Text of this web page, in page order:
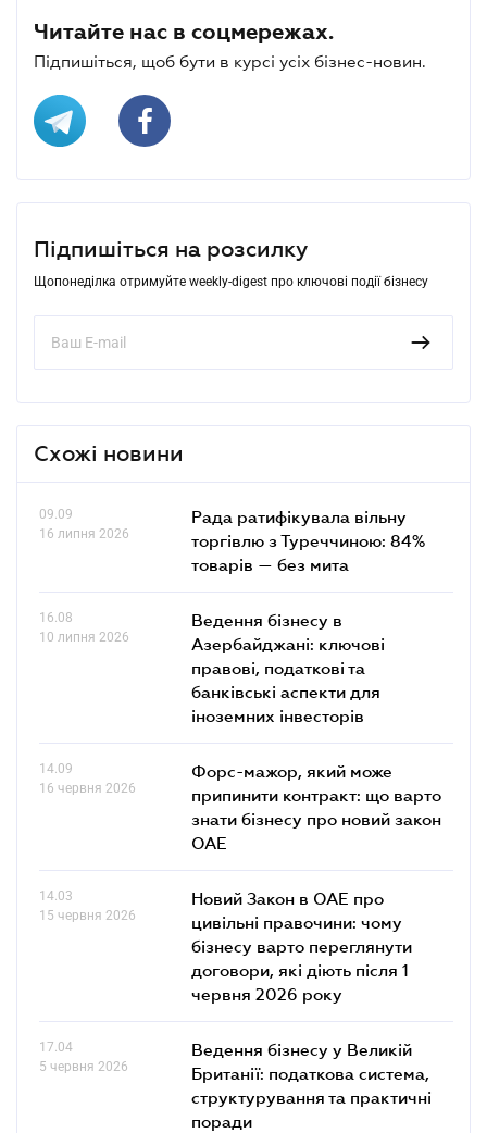
Читайте нас в соцмережах.
Підпишіться, щоб бути в курсі усіх бізнес-новин.
Підпишіться на розсилку
Щопонеділка отримуйте weekly-digest про ключові події бізнесу
Схожі новини
09.09
16 липня 2026
Рада ратифікувала вільну
торгівлю з Туреччиною: 84%
товарів — без мита
16.08
10 липня 2026
Ведення бізнесу в
Азербайджані: ключові
правові, податкові та
банківські аcпекти для
іноземних інвесторів
14.09
16 червня 2026
Форс-мажор, який може
припинити контракт: що варто
знати бізнесу про новий закон
ОАЕ
14.03
15 червня 2026
Новий Закон в ОАЕ про
цивільні правочини: чому
бізнесу варто переглянути
договори, які діють після 1
червня 2026 року
17.04
5 червня 2026
Ведення бізнесу у Великій
Британії: податкова система,
структурування та практичні
поради